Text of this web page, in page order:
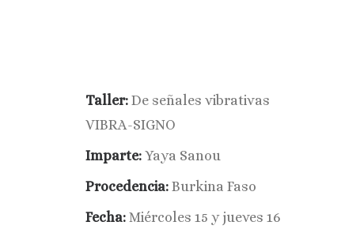
Taller: De señales vibrativas
VIBRA-SIGNO
Imparte: Yaya Sanou
Procedencia: Burkina Faso
Fecha: Miércoles 15 y jueves 16